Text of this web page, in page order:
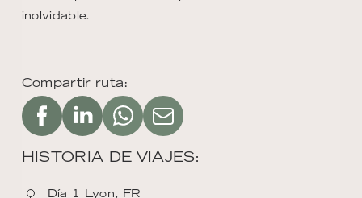
Compartir ruta:
HISTORIA DE VIAJES:
Día 1 Lyon, FR
inolvidable.